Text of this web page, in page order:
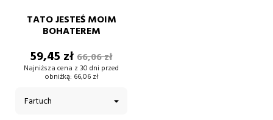
TATO JESTEŚ MOIM
BOHATEREM
Cena
59,45 złCena
podstawowa
66,06 zł
Najniższa cena z 30 dni przed
obniżką: 66,06 zł